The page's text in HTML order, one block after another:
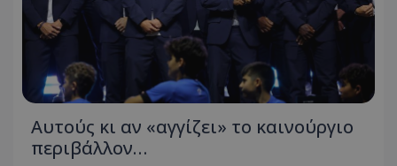
Αυτούς κι αν «αγγίζει» το καινούργιο
περιβάλλον…